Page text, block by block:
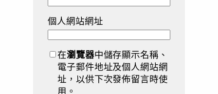
個人網站網址
在瀏覽器中儲存顯示名稱、
電子郵件地址及個人網站網
址，以供下次發佈留言時使
用。